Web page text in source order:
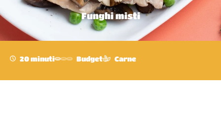
Funghi misti
20 minuti Budget Carne